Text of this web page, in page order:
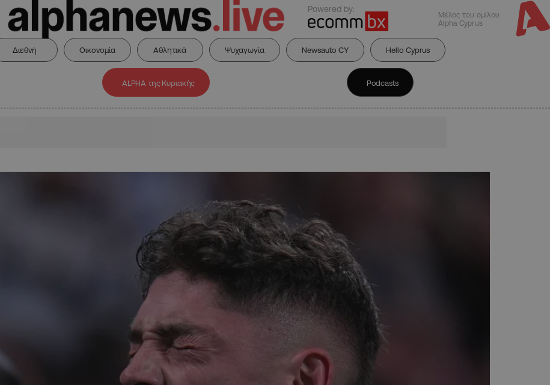
Powered by:
Μέλος του ομίλου
Alpha Cyprus
Διεθνή Οικονομία Αθλητικά Ψυχαγωγία Newsauto CY Hello Cyprus
ALPHA της Κυριακής Podcasts